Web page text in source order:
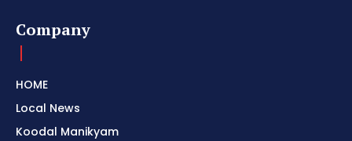
Company
HOME
Local News
Koodal Manikyam